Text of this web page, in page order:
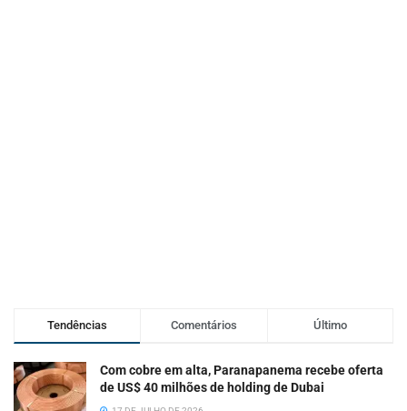
Tendências Comentários Último
Com cobre em alta, Paranapanema recebe oferta
de US$ 40 milhões de holding de Dubai